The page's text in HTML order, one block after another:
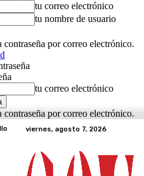
tu correo electrónico
tu nombre de usuario
contraseña por correo electrónico.
tu correo electrónico
contraseña por correo electrónico.
viernes, agosto 7, 2026